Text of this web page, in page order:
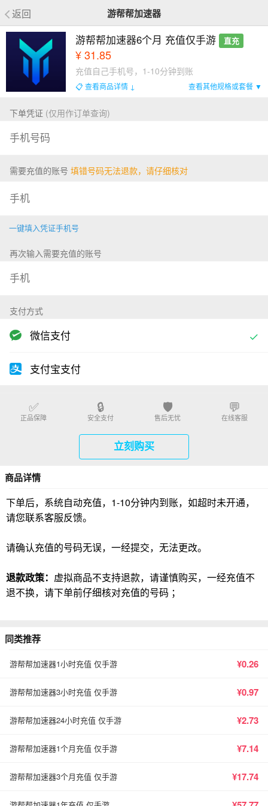
返回 游帮帮加速器
游帮帮加速器6个月 充值仅手游 直充
¥ 31.85
充值自己手机号，1-10分钟到账
📋 查看商品详情 ↓ 查看其他规格或套餐 ▼
下单凭证 (仅用作订单查询)
需要充值的账号 填错号码无法退款，请仔细核对
一键填入凭证手机号
再次输入需要充值的账号
支付方式
微信支付
支付宝支付
✅
正品保障
🔒
安全支付
🛡️
售后无忧
💬
在线客服
立刻购买
商品详情
下单后，系统自动充值，1-10分钟内到账，如超时未开通，
请您联系客服反馈。
请确认充值的号码无误，一经提交，无法更改。
退款政策： 虚拟商品不支持退款，请谨慎购买，一经充值不
退不换，请下单前仔细核对充值的号码 ；
同类推荐
游帮帮加速器1小时充值 仅手游 ¥0.26
游帮帮加速器3小时充值 仅手游 ¥0.97
游帮帮加速器24小时充值 仅手游 ¥2.73
游帮帮加速器1个月充值 仅手游 ¥7.14
游帮帮加速器3个月充值 仅手游 ¥17.74